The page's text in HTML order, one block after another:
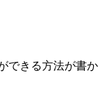
できる方法が書か